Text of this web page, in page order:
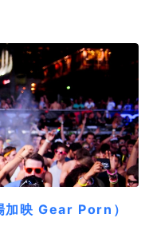
映 Gear Porn）